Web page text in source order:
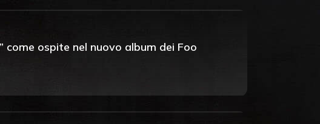
come ospite nel nuovo album dei Foo